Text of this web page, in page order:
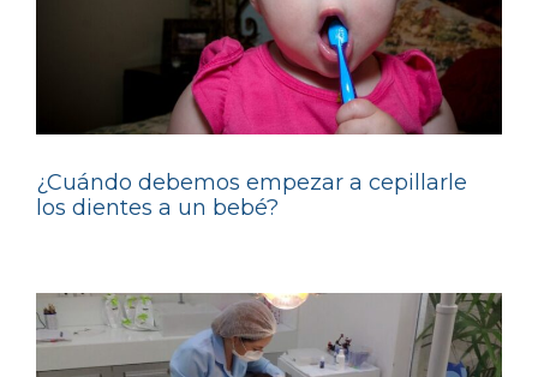
¿Cuándo debemos empezar a cepillarle
los dientes a un bebé?